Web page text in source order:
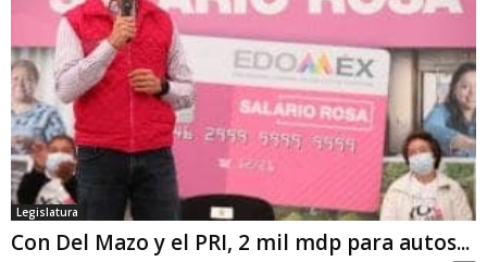
Legislatura
Con Del Mazo y el PRI, 2 mil mdp para autos...